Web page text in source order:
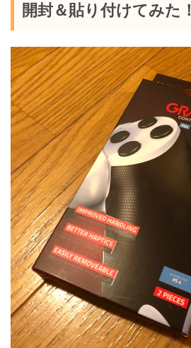
開封＆貼り付けてみた！